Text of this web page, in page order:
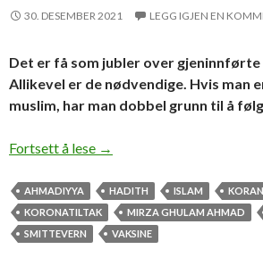
30. DESEMBER 2021 LEGG IGJEN EN
Det er få som jubler over
Allikevel er de nødvendige. Hvis man
muslim, har man dobbel grunn til å
Fortsett å lese Islam og smittevern
→
AHMADIYYA HADITH ISLAM
KORONATILTAK
MIRZA GHULAM AHMAD
SMITTEVERN
VAKSINE